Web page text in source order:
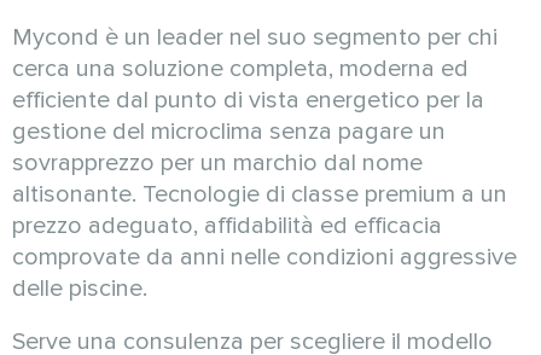
Mycond è un leader nel suo segmento per chi
cerca una soluzione completa, moderna ed
efficiente dal punto di vista energetico per la
gestione del microclima senza pagare un
sovrapprezzo per un marchio dal nome
altisonante. Tecnologie di classe premium a un
prezzo adeguato, affidabilità ed efficacia
comprovate da anni nelle condizioni aggressive
delle piscine.
Serve una consulenza per scegliere il modello